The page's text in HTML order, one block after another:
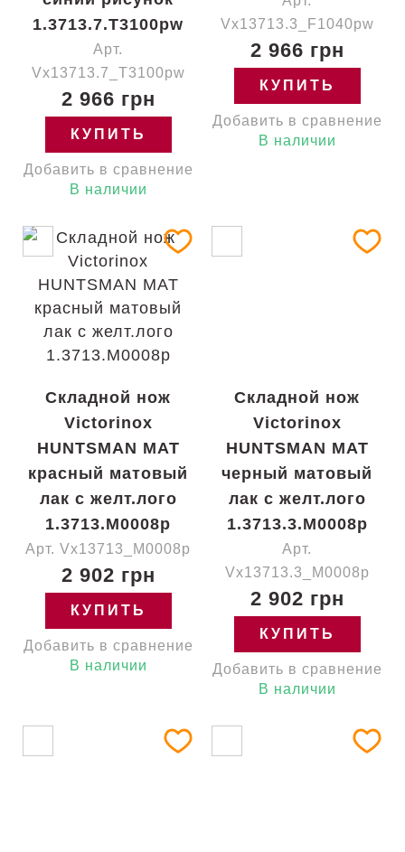
1.3713.7.T3100pw
Арт.
Vx13713.7_T3100pw
2 966 грн
КУПИТЬ
Добавить в сравнение
В наличии
Vx13713.3_F1040pw
2 966 грн
КУПИТЬ
Добавить в сравнение
В наличии
Складной нож
Victorinox
HUNTSMAN MAT
красный матовый
лак с желт.лого
1.3713.M0008p
Арт. Vx13713_M0008p
2 902 грн
КУПИТЬ
Добавить в сравнение
В наличии
Складной нож
Victorinox
HUNTSMAN MAT
черный матовый
лак с желт.лого
1.3713.3.M0008p
Арт.
Vx13713.3_M0008p
2 902 грн
КУПИТЬ
Добавить в сравнение
В наличии